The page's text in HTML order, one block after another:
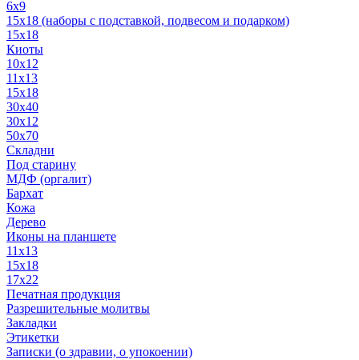
6x9
15х18 (наборы с подставкой, подвесом и подарком)
15x18
Киоты
10x12
11x13
15x18
30x40
30х12
50x70
Складни
Под старину
МДФ (оргалит)
Бархат
Кожа
Дерево
Иконы на планшете
11х13
15х18
17х22
Печатная продукция
Разрешительные молитвы
Закладки
Этикетки
Записки (о здравии, о упокоении)